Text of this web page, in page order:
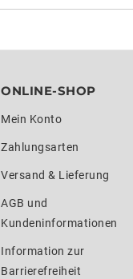
ONLINE-SHOP
Mein Konto
Zahlungsarten
Versand & Lieferung
AGB und
Kundeninformationen
Information zur
Barrierefreiheit